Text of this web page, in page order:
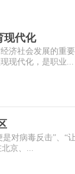
现代化
济社会发展的重
现代化，是职业...
对病毒反击”、“
京、...